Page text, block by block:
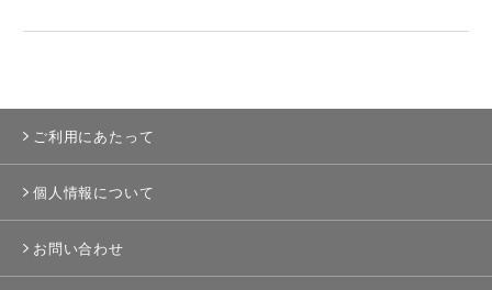
ご利用にあたって
個人情報について
お問い合わせ